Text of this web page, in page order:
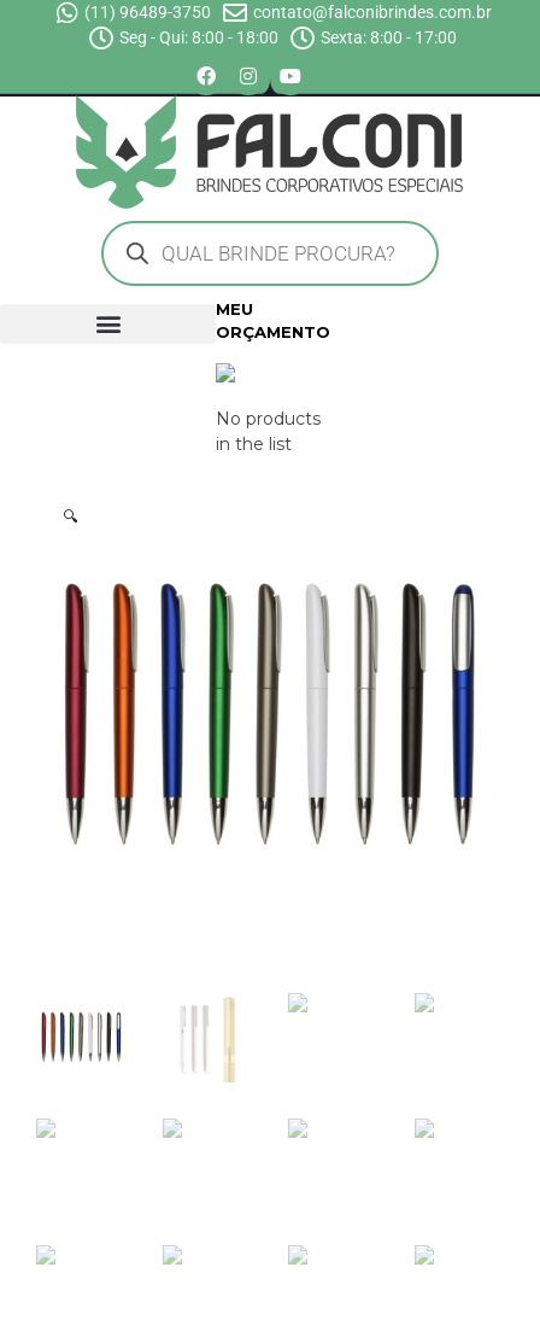
(11) 96489-3750
contato@falconibrindes.com.br
Seg - Qui: 8:00 - 18:00
Sexta: 8:00 - 17:00
MEU
ORÇAMENTO
No products
in the list
🔍